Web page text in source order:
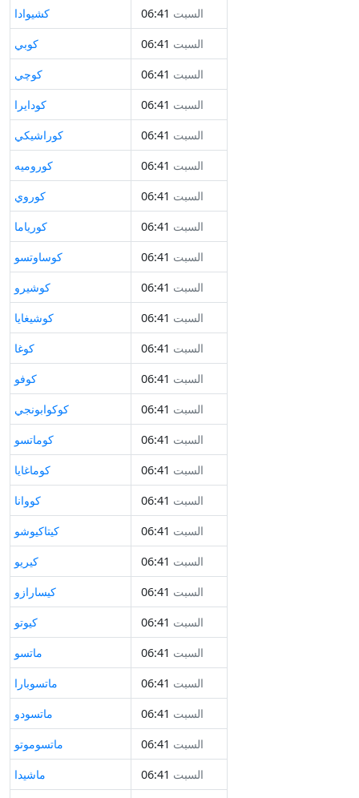
كشيوادا
السبت 06:41
كوبي
السبت 06:41
كوچي
السبت 06:41
كودايرا
السبت 06:41
كوراشيكي
السبت 06:41
كوروميه
السبت 06:41
كوروي
السبت 06:41
كورياما
السبت 06:41
كوساوتسو
السبت 06:41
كوشيرو
السبت 06:41
كوشيغايا
السبت 06:41
كوغا
السبت 06:41
كوفو
السبت 06:41
كوكوابونجي
السبت 06:41
كوماتسو
السبت 06:41
كوماغايا
السبت 06:41
كووانا
السبت 06:41
كيتاكيوشو
السبت 06:41
كيريو
السبت 06:41
كيسارازو
السبت 06:41
كيوتو
السبت 06:41
ماتسو
السبت 06:41
ماتسوبارا
السبت 06:41
ماتسودو
السبت 06:41
ماتسوموتو
السبت 06:41
ماشيدا
السبت 06:41